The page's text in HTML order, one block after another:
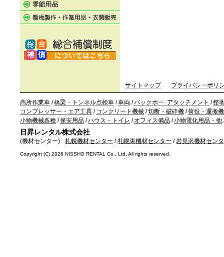
サイトマップ プライバシーポリ
高所作業車 /橋梁・トンネル点検車 /車両 /バックホー･アタッチメント /整
コンプレッサー・エア工具 / コンクリート機械 /切断・破砕機 /荷役・運搬
小物機械各種 /保安用品 /ハウス・トイレ / オフィス備品 /小物電化用品・他
日昇レンタル株式会社
(機材センター) 札幌機材センター /札幌東機材センター /岩見沢機材セン
Copyright (C) 2026 NISSHO RENTAL Co., Ltd. All rights reserved.